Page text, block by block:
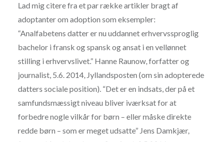
Lad mig citere fra et par række artikler bragt af
adoptanter om adoption som eksempler:
“Analfabetens datter er nu uddannet erhvervssproglig
bachelor i fransk og spansk og ansat i en vellønnet
stilling i erhvervslivet.” Hanne Raunow, forfatter og
journalist, 5.6. 2014, Jyllandsposten (om sin adopterede
datters sociale position). “Det er en indsats, der på et
samfundsmæssigt niveau bliver iværksat for at
forbedre nogle vilkår for børn – eller måske direkte
redde børn – som er meget udsatte” Jens Damkjær,